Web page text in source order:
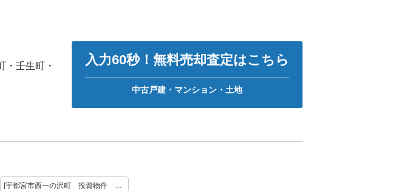
・壬生町・
入力60秒！無料売却査定はこちら
中古戸建・マンション・土地
[宇都宮市西一の沢町 投資物件 お預かりいたしました。] 次の記事 ＞